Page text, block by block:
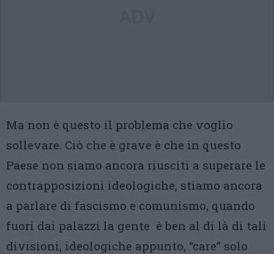
Ma non è questo il problema che voglio
sollevare. Ciò che è grave è che in questo
Paese non siamo ancora riusciti a superare le
contrapposizioni ideologiche, stiamo ancora
a parlare di fascismo e comunismo, quando
fuori dai palazzi la gente è ben al di là di tali
divisioni, ideologiche appunto, “care” solo